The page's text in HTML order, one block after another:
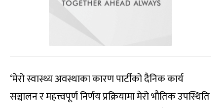
‘मेरो स्वास्थ्य अवस्थाका कारण पार्टीको दैनिक कार्य
सञ्चालन र महत्त्वपूर्ण निर्णय प्रक्रियामा मेरो भौतिक उपस्थिति